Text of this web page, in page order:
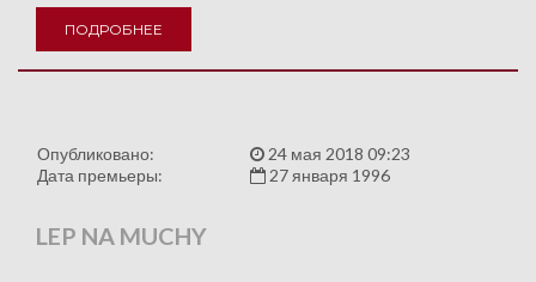
ПОДРОБНЕЕ
Опубликовано:
24 мая 2018 09:23
Дата премьеры:
27 января 1996
LEP NA MUCHY